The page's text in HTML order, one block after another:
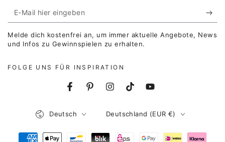
E-
Mail
hier
Melde dich kostenfrei an, um immer aktuelle Angebote, News
und Infos zu Gewinnspielen zu erhalten.
FOLGE UNS FÜR INSPIRATION
FacebookPinterestInstagramTikTokYouTube
Deutsch Deutschland (EUR €)
Zahlungsmöglichkeiten